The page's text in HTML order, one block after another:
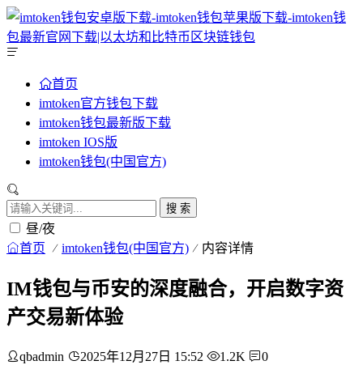
首页
imtoken官方钱包下载
imtoken钱包最新版下载
imtoken IOS版
imtoken钱包(中国官方)
搜 索
昼/夜
首页 imtoken钱包(中国官方) 内容详情
IM钱包与币安的深度融合，开启数字资
产交易新体验
qbadmin 2025年12月27日 15:52 1.2K 0